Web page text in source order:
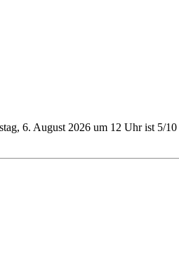
6. August 2026 um 12 Uhr ist 5/10